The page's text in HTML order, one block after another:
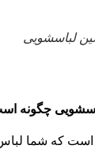
لباسشویی
چگونه
که شما